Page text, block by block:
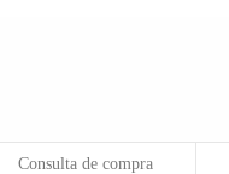
Consulta de compra